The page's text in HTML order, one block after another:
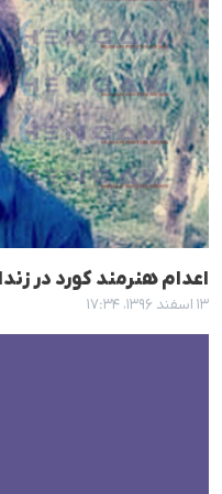
اعدام هنرمند کورد در
۱۳ اسفند ۱۳۹۶، ۱۷:۳۴